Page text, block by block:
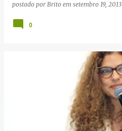
postado por Brito em setembro 19, 2013
0